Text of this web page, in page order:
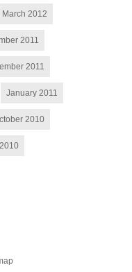
March 2012
2011
2011
January 2011
2010